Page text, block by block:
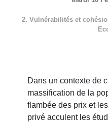
2. Vulnérabilités et
Dans un contexte de
massification de la
flambée des prix et
privé acculent les